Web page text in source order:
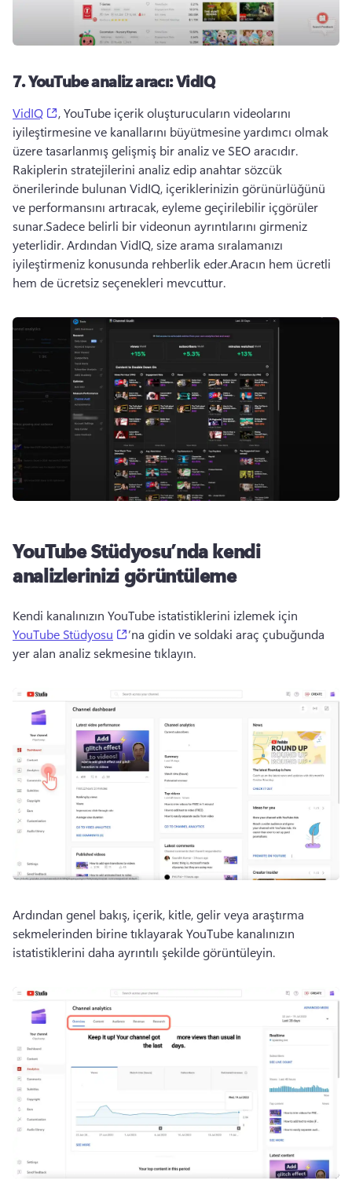
7.YouTube analiz aracı: VidIQ
VidIQ (opens in a new tab)
, YouTube içerik oluşturucuların videolarını
iyileştirmesine ve kanallarını büyütmesine yardımcı olmak
Rakiplerin stratejilerini analiz edip anahtar sözcük
önerilerinde bulunan VidIQ, içeriklerinizin görünürlüğünü
ve performansını artıracak, eyleme geçirilebilir içgörüler
sunar.Sadece belirli bir videonun ayrıntılarını girmeniz
yeterlidir. Ardından VidIQ, size arama sıralamanızı
iyileştirmeniz konusunda rehberlik eder.Aracın hem ücretli
hem de ücretsiz seçenekleri mevcuttur.
YouTube Stüdyosu’nda kendi
analizlerinizi görüntüleme
Kendi kanalınızın YouTube istatistiklerini izlemek için
YouTube Stüdyosu
(opens in a new tab)
’na gidin ve soldaki araç çubuğunda
yer alan analiz sekmesine tıklayın.
Ardından genel bakış, içerik, kitle, gelir veya araştırma
sekmelerinden birine tıklayarak YouTube kanalınızın
istatistiklerini daha ayrıntılı şekilde görüntüleyin.